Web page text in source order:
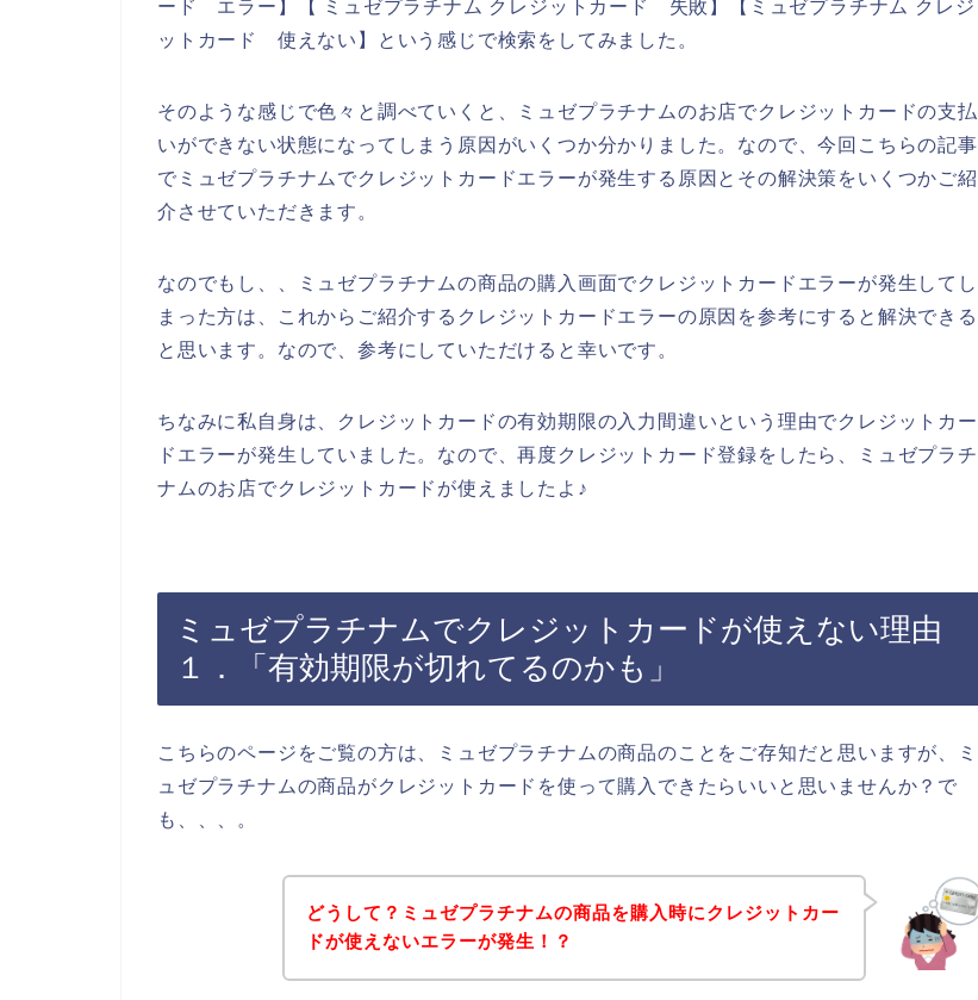
ード エラー】【 ミュゼプラチナム クレジットカード 失敗】【ミュゼプラチナム クレジ
ットカード 使えない】という感じで検索をしてみました。
そのような感じで色々と調べていくと、ミュゼプラチナムのお店でクレジットカードの支払
いができない状態になってしまう原因がいくつか分かりました。なので、今回こちらの記事
でミュゼプラチナムでクレジットカードエラーが発生する原因とその解決策をいくつかご紹
介させていただきます。
なのでもし、、ミュゼプラチナムの商品の購入画面でクレジットカードエラーが発生してし
まった方は、これからご紹介するクレジットカードエラーの原因を参考にすると解決できる
と思います。なので、参考にしていただけると幸いです。
ちなみに私自身は、クレジットカードの有効期限の入力間違いという理由でクレジットカー
ドエラーが発生していました。なので、再度クレジットカード登録をしたら、ミュゼプラチ
ナムのお店でクレジットカードが使えましたよ♪
ミュゼプラチナムでクレジットカードが使えない理由
１．「有効期限が切れてるのかも」
こちらのページをご覧の方は、ミュゼプラチナムの商品のことをご存知だと思いますが、ミ
ュゼプラチナムの商品がクレジットカードを使って購入できたらいいと思いませんか？で
も、、、。
どうして？ミュゼプラチナムの商品を購入時にクレジットカー
ドが使えないエラーが発生！？